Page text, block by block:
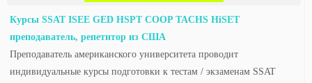
Курсы SSAT ISEE GED HSPT COOP TACHS HiSET
преподаватель, репетитор из США
Преподаватель американского университета проводит
индивидуальные курсы подготовки к тестам / экзаменам SSAT